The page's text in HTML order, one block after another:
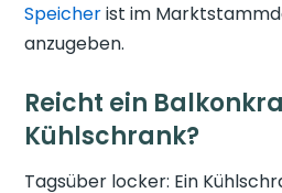
Speicherist im
anzugeben.
Reicht ein
Kühlschrank?
Tagsüber locker: Ein